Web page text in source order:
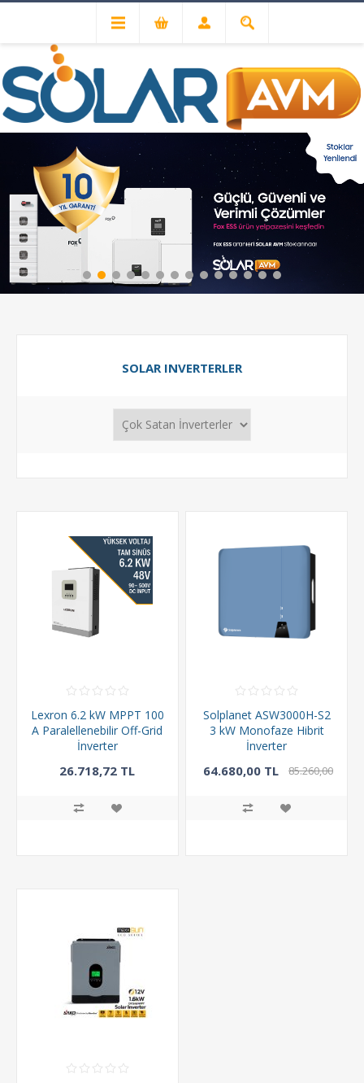
SOLAR INVERTERLER
Lexron 6.2 kW MPPT 100
A Paralellenebilir Off-Grid
İnverter
26.718,72 TL
Solplanet ASW3000H-S2
3 kW Monofaze Hibrit
İnverter
64.680,00 TL
85.260,00